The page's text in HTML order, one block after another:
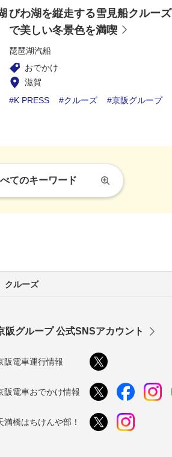
びわ湖を縦走する雪見船クルーズ
で美しい冬景色を満喫
琵琶湖汽船
おでかけ
滋賀
K PRESS
クルーズ 京阪グループ
てのキーワード
クルーズ
阪グループ 公式SNSアカウント
阪電車運行情報
阪電車おでかけ情報
満橋はちけんや部！